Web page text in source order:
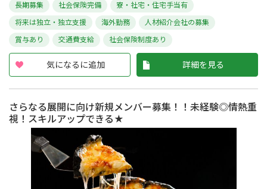
長期募集 社会保険完備
寮・社宅・住宅手当有
将来は独立・独立支援
海外勤務
人材紹介会社の募集
賞与あり
交通費支給 社会保険制度あり
気になるに追加 詳細を見る
さらなる展開に向け新規メンバー募集！！未経験◎情熱重
視！スキルアップできる★